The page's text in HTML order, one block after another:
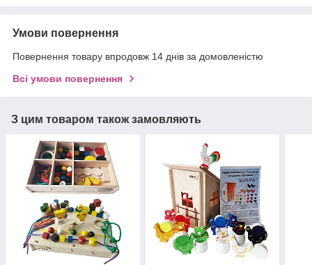
Умови повернення
Повернення товару впродовж 14 днів за домовленістю
Всі умови повернення
З цим товаром також замовляють